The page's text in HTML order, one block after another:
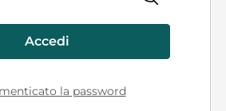
Accedi
la password